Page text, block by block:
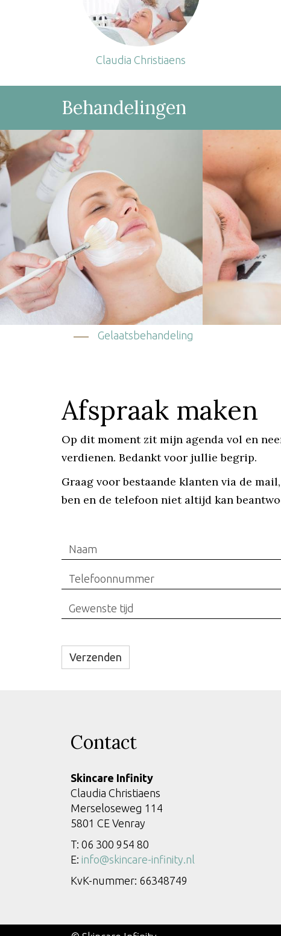
Claudia Christiaens
Behandelingen
Gelaatsbehandeling
Afspraak maken
Op dit moment zit mijn agenda vol en
verdienen. Bedankt voor jullie begrip.
Graag voor bestaande klanten via de
ben en de telefoon niet altijd kan
Bedrijfsnaam
Verzenden
Contact
Skincare Infinity
Claudia Christiaens
Merseloseweg 114
5801 CE Venray
T: 06 300 954 80
E: info@skincare-infinity.nl
KvK-nummer: 66348749